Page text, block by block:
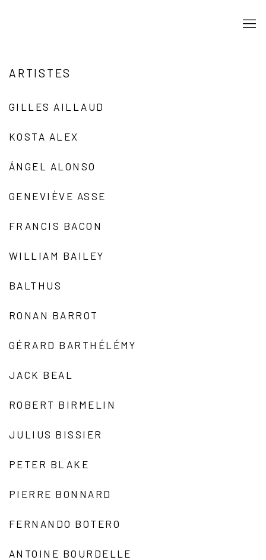
ARTISTES
GILLES AILLAUD
KOSTA ALEX
ÁNGEL ALONSO
GENEVIÈVE ASSE
FRANCIS BACON
WILLIAM BAILEY
BALTHUS
RONAN BARROT
GÉRARD BARTHÉLÉMY
JACK BEAL
ROBERT BIRMELIN
JULIUS BISSIER
PETER BLAKE
PIERRE BONNARD
FERNANDO BOTERO
ANTOINE BOURDELLE